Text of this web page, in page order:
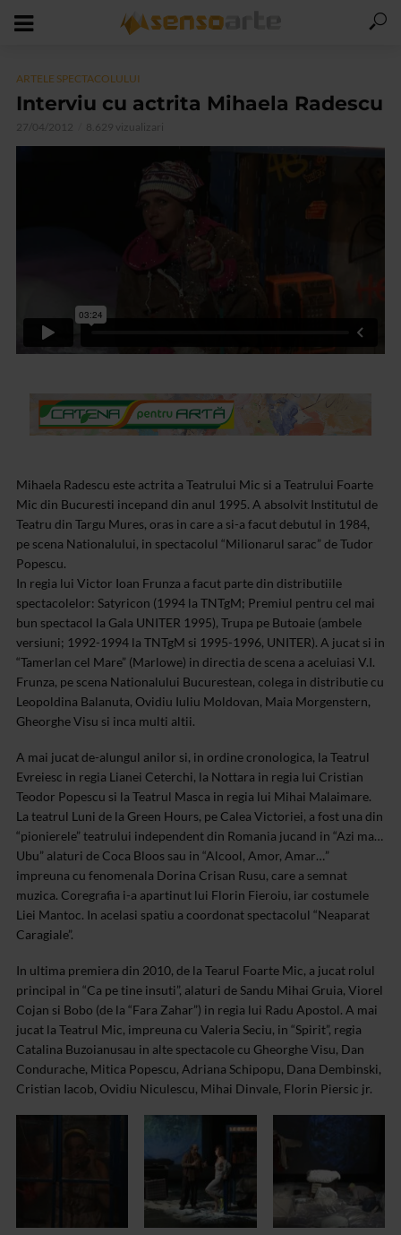
ARTELE SPECTACOLULUI
Interviu cu actrita Mihaela Radescu
27/04/2012 8.629 vizualizari
Mihaela Radescu este actrita a Teatrului Mic si a Teatrului Foarte
Mic din Bucuresti incepand din anul 1995. A absolvit Institutul de
Teatru din Targu Mures, oras in care a si-a facut debutul in 1984,
pe scena Nationalului, in spectacolul “Milionarul sarac” de Tudor
Popescu.
In regia lui Victor Ioan Frunza a facut parte din distributiile
spectacolelor: Satyricon (1994 la TNTgM; Premiul pentru cel mai
bun spectacol la Gala UNITER 1995), Trupa pe Butoaie (ambele
versiuni; 1992-1994 la TNTgM si 1995-1996, UNITER). A jucat si in
“Tamerlan cel Mare” (Marlowe) in directia de scena a aceluiasi V.I.
Frunza, pe scena Nationalului Bucurestean, colega in distributie cu
Leopoldina Balanuta, Ovidiu Iuliu Moldovan, Maia Morgenstern,
Gheorghe Visu si inca multi altii.
A mai jucat de-alungul anilor si, in ordine cronologica, la Teatrul
Evreiesc in regia Lianei Ceterchi, la Nottara in regia lui Cristian
Teodor Popescu si la Teatrul Masca in regia lui Mihai Malaimare.
La teatrul Luni de la Green Hours, pe Calea Victoriei, a fost una din
“pionierele” teatrului independent din Romania jucand in “Azi ma…
Ubu” alaturi de Coca Bloos sau in “Alcool, Amor, Amar…”
impreuna cu fenomenala Dorina Crisan Rusu, care a semnat
muzica. Coregrafia i-a apartinut lui Florin Fieroiu, iar costumele
Liei Mantoc. In acelasi spatiu a coordonat spectacolul “Neaparat
Caragiale”.
In ultima premiera din 2010, de la Tearul Foarte Mic, a jucat rolul
principal in “Ca pe tine insuti”, alaturi de Sandu Mihai Gruia, Viorel
Cojan si Bobo (de la “Fara Zahar”) in regia lui Radu Apostol. A mai
jucat la Teatrul Mic, impreuna cu Valeria Seciu, in “Spirit”, regia
Catalina Buzoianusau in alte spectacole cu Gheorghe Visu, Dan
Condurache, Mitica Popescu, Adriana Schipopu, Dana Dembinski,
Cristian Iacob, Ovidiu Niculescu, Mihai Dinvale, Florin Piersic jr.